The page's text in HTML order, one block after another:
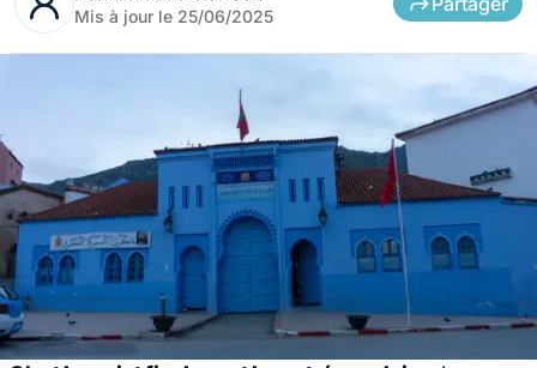
Mis à jour le 25/06/2025